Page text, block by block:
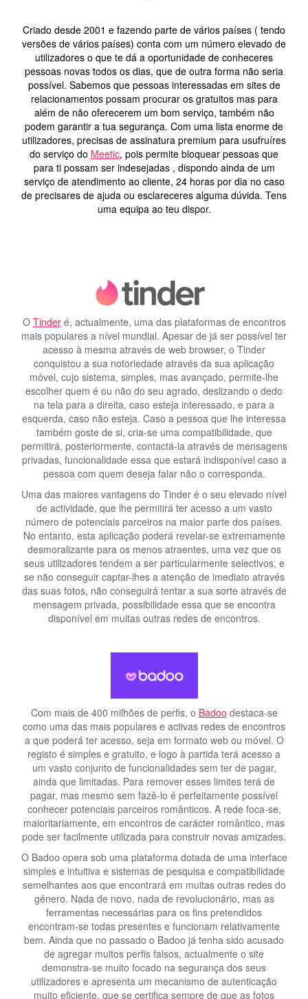
Criado desde 2001 e fazendo parte de vários países ( tendo
versões de vários países) conta com um número elevado de
utilizadores o que te dá a oportunidade de conheceres
pessoas novas todos os dias, que de outra forma não seria
possível. Sabemos que pessoas interessadas em sites de
relacionamentos possam procurar os gratuitos mas para
além de não oferecerem um bom serviço, também não
podem garantir a tua segurança. Com uma lista enorme de
utilizadores, precisas de assinatura premium para usufruíres
do serviço do Meetic, pois permite bloquear pessoas que
para ti possam ser indesejadas , dispondo ainda de um
serviço de atendimento ao cliente, 24 horas por dia no caso
de precisares de ajuda ou esclareceres alguma dúvida. Tens
uma equipa ao teu dispor.
O Tinderé, actualmente, uma das plataformas de encontros
mais populares a nível mundial. Apesar de já ser possível ter
acesso à mesma através de web browser, o Tinder
conquistou a sua notoriedade através da sua aplicação
móvel, cujo sistema, simples, mas avançado, permite-lhe
escolher quem é ou não do seu agrado, deslizando o dedo
na tela para a direita, caso esteja interessado, e para a
esquerda, caso não esteja. Caso a pessoa que lhe interessa
também goste de si, cria-se uma compatibilidade, que
permitirá, posteriormente, contactá-la através de mensagens
privadas, funcionalidade essa que estará indisponível caso a
pessoa com quem deseja falar não o corresponda.
Uma das maiores vantagens do Tinder é o seu elevado nível
de actividade, que lhe permitirá ter acesso a um vasto
número de potenciais parceiros na maior parte dos países.
No entanto, esta aplicação poderá revelar-se extremamente
desmoralizante para os menos atraentes, uma vez que os
seus utilizadores tendem a ser particularmente selectivos, e
se não conseguir captar-lhes a atenção de imediato através
das suas fotos, não conseguirá tentar a sua sorte através de
mensagem privada, possibilidade essa que se encontra
disponível em muitas outras redes de encontros.
Com mais de 400 milhões de perfis, o Badoo destaca-se
como uma das mais populares e activas redes de encontros
a que poderá ter acesso, seja em formato web ou móvel. O
registo é simples e gratuito, e logo à partida terá acesso a
um vasto conjunto de funcionalidades sem ter de pagar,
ainda que limitadas. Para remover esses limites terá de
pagar, mas mesmo sem fazê-lo é perfeitamente possível
conhecer potenciais parceiros românticos. A rede foca-se,
maioritariamente, em encontros de carácter romântico, mas
pode ser facilmente utilizada para construir novas amizades.
O Badoo opera sob uma plataforma dotada de uma interface
simples e intuitiva e sistemas de pesquisa e compatibilidade
semelhantes aos que encontrará em muitas outras redes do
género. Nada de novo, nada de revolucionário, mas as
ferramentas necessárias para os fins pretendidos
encontram-se todas presentes e funcionam relativamente
bem. Ainda que no passado o Badoo já tenha sido acusado
de agregar muitos perfis falsos, actualmente o site
demonstra-se muito focado na segurança dos seus
utilizadores e apresenta um mecanismo de autenticação
muito eficiente, que se certifica sempre de que as fotos